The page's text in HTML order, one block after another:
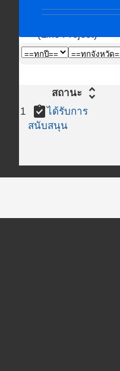
สถานะ
unfold_more
1 assignment_turned_inได้รับการ
สนับสนุน